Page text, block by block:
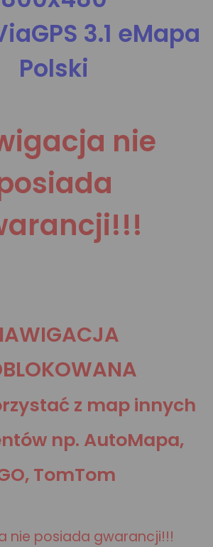
3.1 eMapa
Polski
nie
z map innych
np. AutoMapa,
TomTom
nie posiada gwarancji!!!